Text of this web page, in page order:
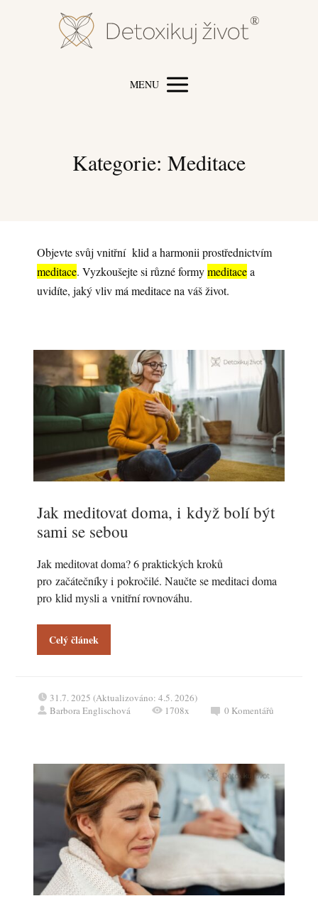
MENU
Kategorie: Meditace
Objevte svůj vnitřní klid a harmonii prostřednictvím
meditace. Vyzkoušejte si různé formymeditacea
uvidíte, jaký vliv má meditace na váš život.
Jak meditovat doma, i když bolí být
sami se sebou
Jak meditovat doma? 6 praktických kroků
pro začátečníky i pokročilé. Naučte se meditaci doma
pro klid mysli a vnitřní rovnováhu.
Celý článek
31.7. 2025 (Aktualizováno: 4.5. 2026)
Barbora Englischová
1708x 0 Komentářů